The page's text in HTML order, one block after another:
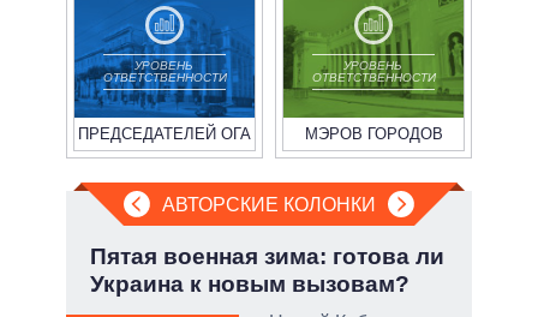
УРОВЕНЬ
ОТВЕТСТВЕННОСТИ
ПРЕДСЕДАТЕЛЕЙ ОГА
УРОВЕНЬ
ОТВЕТСТВЕННОСТИ
МЭРОВ ГОРОДОВ
АВТОРСКИЕ КОЛОНКИ
Пятая военная зима: готова ли
Украина к новым вызовам?